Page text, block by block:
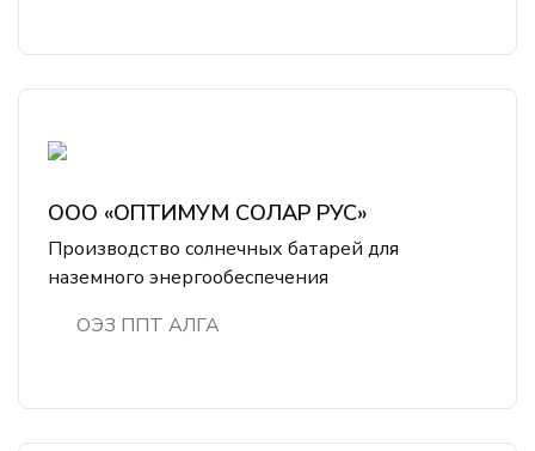
ООО «ОПТИМУМ СОЛАР РУС»
Производство солнечных батарей для
наземного энергообеспечения
ОЭЗ ППТ АЛГА